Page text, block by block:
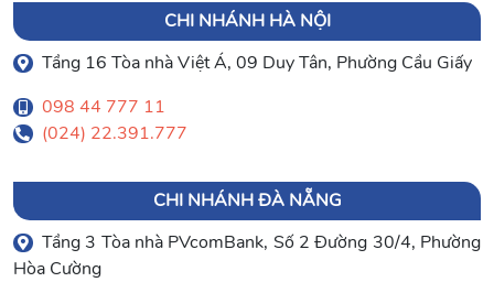
CHI NHÁNH HÀ NỘI
Tầng 16 Tòa nhà Việt Á, 09 Duy Tân, Phường Cầu Giấy
098 44 777 11
(024) 22.391.777
CHI NHÁNH ĐÀ NẴNG
Tầng 3 Tòa nhà PVcomBank, Số 2 Đường 30/4, Phường
Hòa Cường